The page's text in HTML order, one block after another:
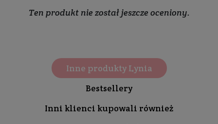
Ten produkt nie został jeszcze oceniony.
Inne produkty Lynia
Bestsellery
Inni klienci kupowali również